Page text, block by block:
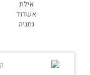
אילת
אשדוד
נתניה